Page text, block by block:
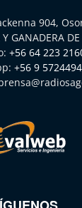
904,
GANADERA
+56 64 223
+56 9